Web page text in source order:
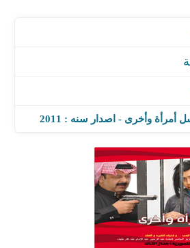
وأخرى - اصدار سنه : 2011